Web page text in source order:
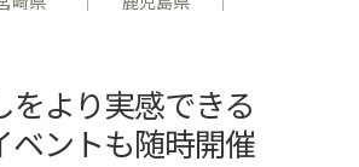
をより実感できる
ベントも随時開催